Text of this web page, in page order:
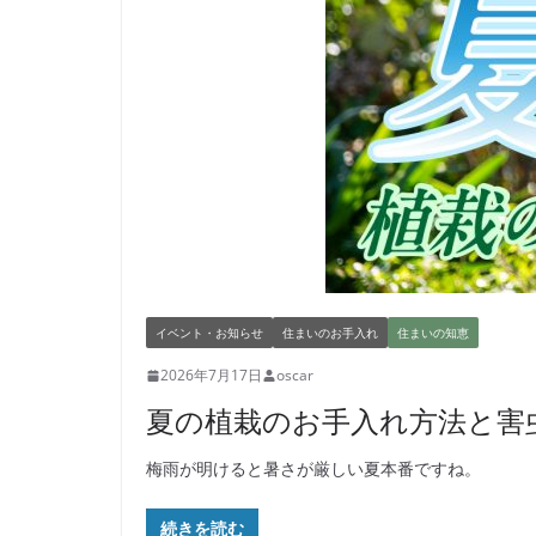
イベント・お知らせ 住まいのお手入れ 住まいの知恵
2026年7月17日 oscar
夏の植栽のお手入れ方法と害
梅雨が明けると暑さが厳しい夏本番ですね。
続きを読む